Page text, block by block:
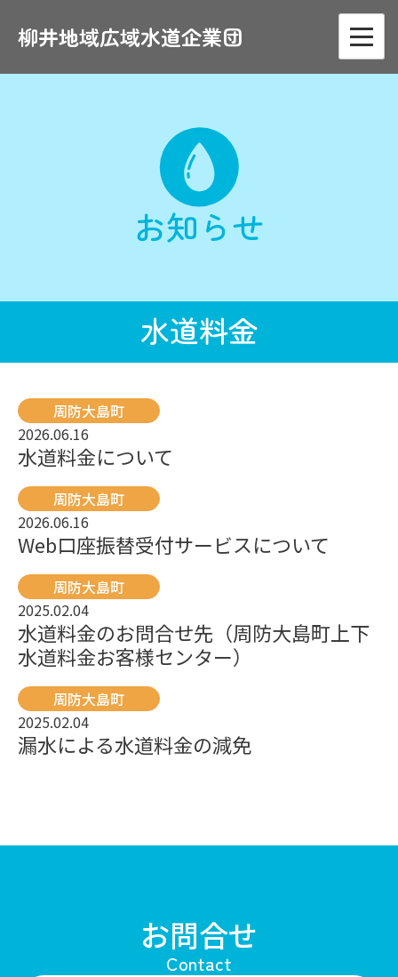
content
柳井地域広域水道企業団
お知らせ
水道料金
周防大島町
2026.06.16
水道料金について
周防大島町
2026.06.16
Web口座振替受付サービスについて
周防大島町
2025.02.04
水道料金のお問合せ先（周防大島町上下
水道料金お客様センター）
周防大島町
2025.02.04
漏水による水道料金の減免
お問合せ
Contact